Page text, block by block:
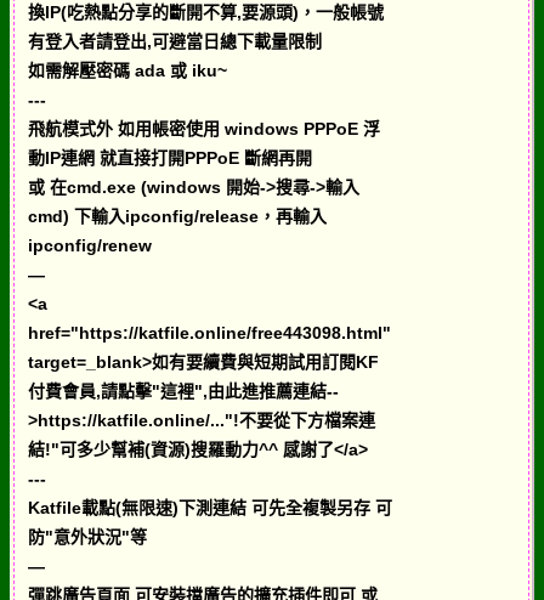
換IP(吃熱點分享的斷開不算,要源頭)，一般帳號
有登入者請登出,可避當日總下載量限制
如需解壓密碼 ada 或 iku~
---
飛航模式外 如用帳密使用 windows PPPoE 浮
動IP連網 就直接打開PPPoE 斷網再開
或 在cmd.exe (windows 開始->搜尋->輸入
cmd) 下輸入ipconfig/release，再輸入
ipconfig/renew
—
<a
href="https://katfile.online/free443098.html"
target=_blank>如有要續費與短期試用訂閱KF
付費會員,請點擊"這裡",由此進推薦連結--
>https://katfile.online/..."!不要從下方檔案連
結!"可多少幫補(資源)搜羅動力^^ 感謝了</a>
---
Katfile載點(無限速)下測連結 可先全複製另存 可
防"意外狀況"等
—
彈跳廣告頁面 可安裝擋廣告的擴充插件即可 或